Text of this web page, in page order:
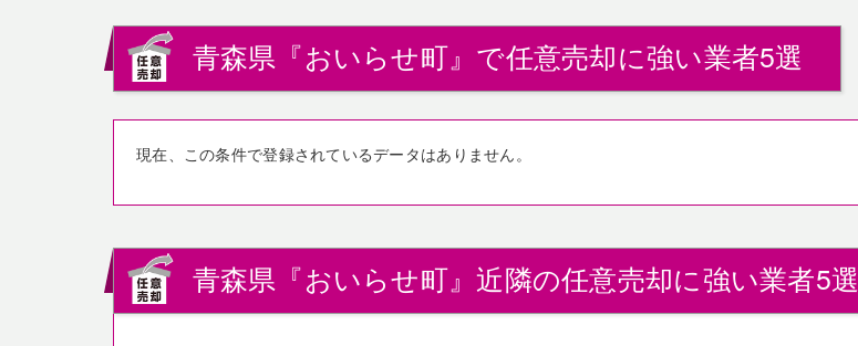
青森県『おいらせ町』で任意売却に強い業者5選
現在、この条件で登録されているデータはありません。
青森県『おいらせ町』近隣の任意売却に強い業者5選